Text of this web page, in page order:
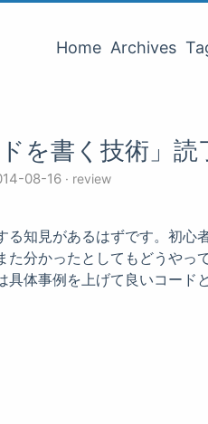
Home Archives
を書く技術」読
08-16 review
知見があるはずです。初心
分かったとしてもどうやっ
体事例を上げて良いコード